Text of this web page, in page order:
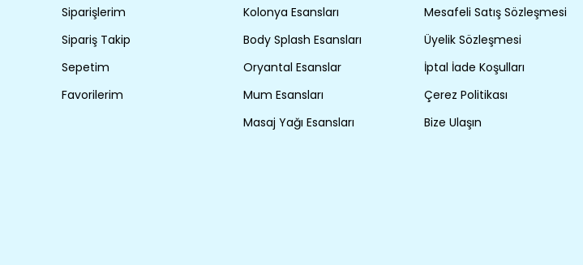
Siparişlerim
Sipariş Takip
Sepetim
Favorilerim
Kolonya Esansları
Body Splash Esansları
Oryantal Esanslar
Mum Esansları
Masaj Yağı Esansları
Mesafeli Satış Sözleşmesi
Üyelik Sözleşmesi
İptal İade Koşulları
Çerez Politikası
Bize Ulaşın